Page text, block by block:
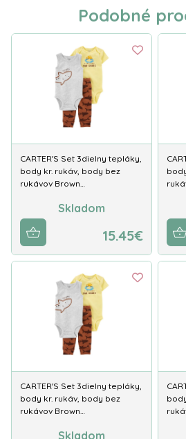
Podobné
CARTER'S Set 3dielny tepláky,
body kr. rukáv, body bez
rukávov Brown…
Skladom
15.45€
CARTER'S Set 3dielny tepláky,
body kr. rukáv, body bez
rukávov Brown…
Skladom